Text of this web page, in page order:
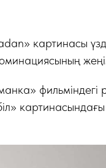
картинасы
фильміндегі
картинасындағы